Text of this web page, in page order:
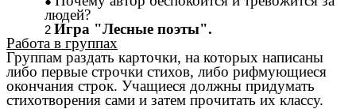
людей?
Игра "Лесные поэты".
Работа в группах
Группам раздать карточки, на которых написаны
либо первые строчки стихов, либо рифмующиеся
окончания строк. Учащиеся должны придумать
стихотворения сами и затем прочитать их классу.